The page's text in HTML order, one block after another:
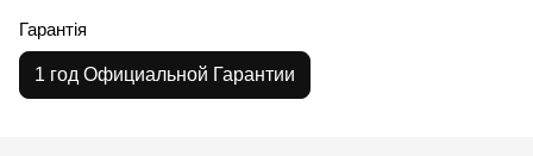
Гарантія
1 год Официальной Гарантии